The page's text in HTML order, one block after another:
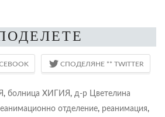
, болница ХИГИЯ , д-р Цветелина
отделение, реанимация,